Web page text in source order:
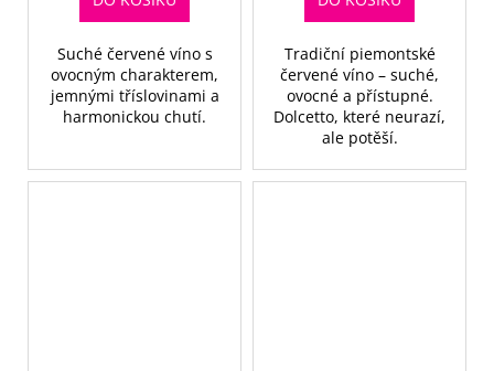
Suché červené víno s
ovocným charakterem,
jemnými tříslovinami a
harmonickou chutí.
Tradiční piemontské
červené víno – suché,
ovocné a přístupné.
Dolcetto, které neurazí,
ale potěší.